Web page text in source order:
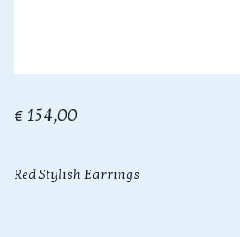
€ 154,00
Red Stylish Earrings